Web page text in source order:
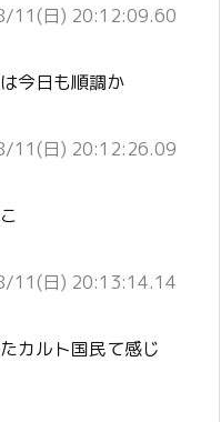
11(日) 20:12:09.60
今日も順調か
11(日) 20:12:26.09
11(日) 20:13:14.14
カルト国民て感じ